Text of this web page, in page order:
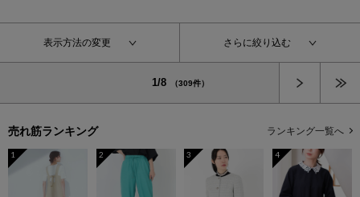
表示方法の変更 さらに絞り込む
1/8 （309件）
売れ筋ランキング ランキング一覧へ
1 2 3 4